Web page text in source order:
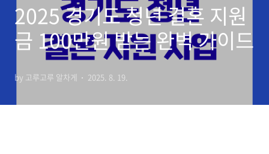
2025 경기도 청년 결혼 지원
금 100만원 받는 완벽 가이드
by 고루고루 알차게 2025. 8. 19.